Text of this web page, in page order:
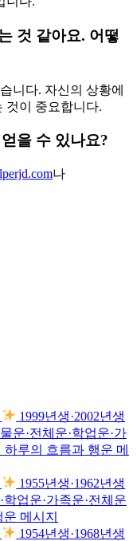
것 같아요. 어떻
니다. 자신의 상황에
것이 중요합니다.
을 수 있나요?
나
1999년생·2002년생
운·전체운·학업운·가
루의 흐름과 행운 메
1955년생·1962년생
학업운·가족운·전체운
메시지
1954년생·1968년생